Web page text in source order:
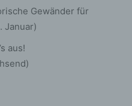
Gewänder für
Januar)
aus!